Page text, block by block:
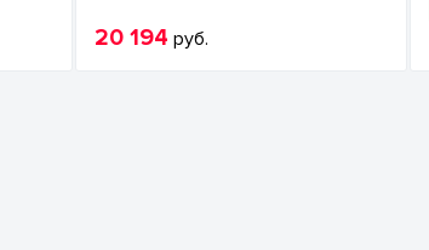
20 194 руб.